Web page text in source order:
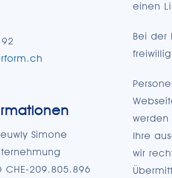
Simone
CHE-209.805.896
einen
Bei der
Ihre
wir